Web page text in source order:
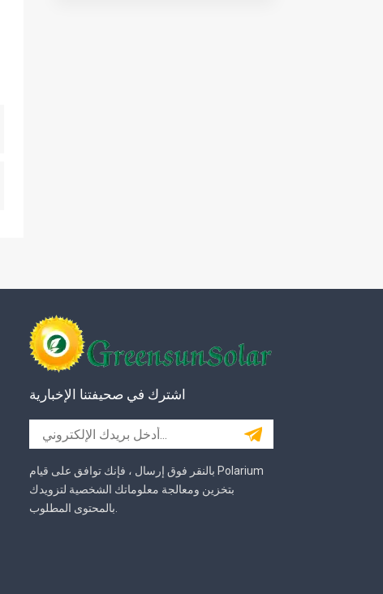
اشترك في صحيفتنا الإخبارية
بالنقر فوق إرسال ، فإنك توافق على قيام Polarium
بتخزين ومعالجة معلوماتك الشخصية لتزويدك
بالمحتوى المطلوب.